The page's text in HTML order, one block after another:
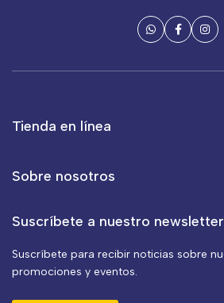
Tienda en línea
Sobre nosotros
Suscríbete a nuestro newsletter
Suscríbete para recibir noticias sobre
promociones y eventos.